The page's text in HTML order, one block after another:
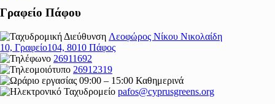
Γραφείο Πάφου
Λεοφώρος Νίκου Νικολαίδη
10, Γραφείο104, 8010 Πάφος
26911692
26912319
09:00 – 15:00 Καθημερινά
pafos@cyprusgreens.org